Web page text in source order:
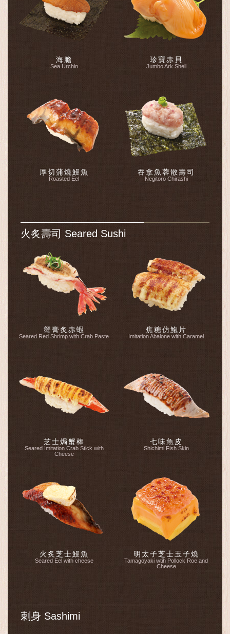
海膽
Sea Urchin
珍寶赤貝
Jumbo Ark Shell
厚切蒲燒鰻魚
Roasted Eel
吞拿魚蓉散壽司
Negitoro Chirashi
火炙壽司 Seared Sushi
蟹膏炙赤蝦
Seared Red Shrimp with Crab Paste
焦糖仿鮑片
Imitation Abalone with Caramel
芝士焗蟹棒
Seared Imitation Crab Stick with
Cheese
七味魚皮
Shichimi Fish Skin
火炙芝士鰻魚
Seared Eel with cheese
明太子芝士玉子燒
Tamagoyaki wtih Pollock Roe and
Cheese
刺身 Sashimi